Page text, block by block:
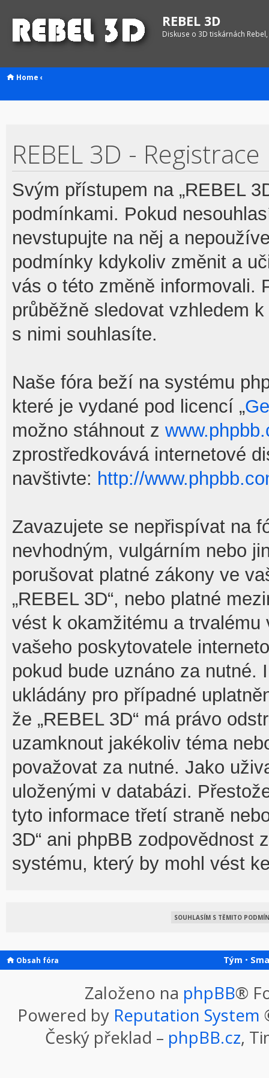
REBEL 3D
Diskuse o 3D tiskárnách
Home ‹
REBEL 3D - Registrace
Svým přístupem na „REBEL
podmínkami. Pokud
nevstupujte na něj a
podmínky kdykoliv změnit a
vás o této změně informovali.
průběžně sledovat vzhledem
s nimi souhlasíte.
Naše fóra beží na systému
které je vydané pod licencí „
možno stáhnout z
zprostředkovává internetové
navštivte: http://
Zavazujete se nepřispívat na
nevhodným, vulgárním nebo
porušovat platné zákony ve
„REBEL 3D“, nebo platné
vést k okamžitému a
vašeho poskytovatele
pokud bude uznáno za nutné.
ukládány pro případné
že „REBEL 3D“ má právo
uzamknout jakékoliv téma
považovat za nutné. Jako
uloženými v databázi.
tyto informace třetí straně
3D“ ani phpBB zodpovědnost
systému, který by mohl vést
Obsah fóra Tým •
Založeno na phpBB®
Powered by Reputation System
Český překlad – phpBB.cz,